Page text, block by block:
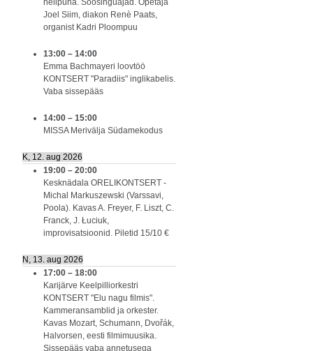
nelipüha. Soosinguajad. Õpetaja
Joel Siim, diakon Renè Paats,
organist Kadri Ploompuu
13:00 – 14:00
Emma Bachmayeri loovtöö
KONTSERT "Paradiis" inglikabelis.
Vaba sissepääs
14:00 – 15:00
MISSA Merivälja Südamekodus
K, 12. aug 2026
19:00 – 20:00
Kesknädala ORELIKONTSERT -
Michal Markuszewski (Varssavi,
Poola). Kavas A. Freyer, F. Liszt, C.
Franck, J. Łuciuk,
improvisatsioonid. Piletid 15/10 €
N, 13. aug 2026
17:00 – 18:00
Karijärve Keelpilliorkestri
KONTSERT "Elu nagu filmis".
Kammeransamblid ja orkester.
Kavas Mozart, Schumann, Dvořák,
Halvorsen, eesti filmimuusika.
Sissepääs vaba annetusega